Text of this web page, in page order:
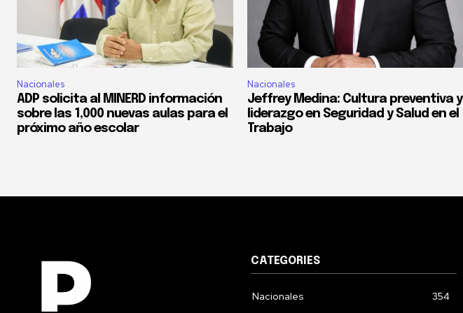
Nacionales
ADP solicita al MINERD información
sobre las 1,000 nuevas aulas para el
próximo año escolar
Nacionales
Jeffrey Medina: Cultura preventiva y
liderazgo en Seguridad y Salud en el
Trabajo
CATEGORIES
Nacionales
354